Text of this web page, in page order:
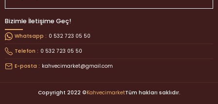
Bizimle İletişime Geç!
Whatsapp : 0 532 723 05 50
Telefon : 0 532 723 05 50
E-posta : kahvecimarket@gmail.com
Copyright 2022 ©KahvecimarketTüm hakları saklıdır.